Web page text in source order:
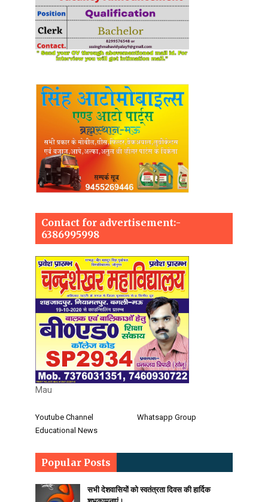
Contact for advertisement:-
6386995998
Mau
Youtube Channel
Whatsapp Group
Educational News
Popular Posts
सभी देशवासियों को स्वतंत्रता दिवस की हार्दिक